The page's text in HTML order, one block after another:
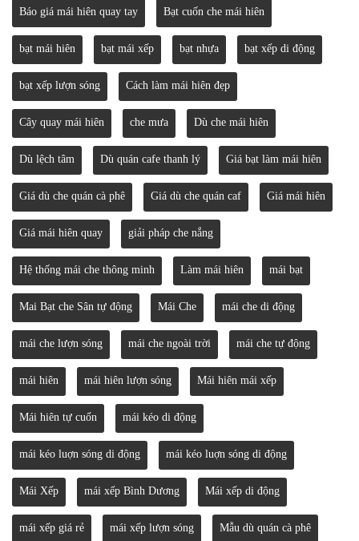
Báo giá mái hiên quay tay Bạt cuốn che mái hiên
bạt mái hiên bạt mái xếp bạt nhựa bạt xếp di động
bạt xếp lượn sóng Cách làm mái hiên đẹp
Cây quay mái hiên che mưa Dù che mái hiên
Dù lệch tâm Dù quán cafe thanh lý Giá bạt làm mái hiên
Giá dù che quán cà phê Giá dù che quán caf Giá mái hiên
Giá mái hiên quay giải pháp che nắng
Hệ thống mái che thông minh Làm mái hiên mái bạt
Mai Bạt che Sân tự động Mái Che mái che di động
mái che lượn sóng mái che ngoài trời mái che tự động
mái hiên mái hiên lượn sóng Mái hiên mái xếp
Mái hiên tự cuốn mái kéo di động
mái kéo luợn sóng di động mái kéo luợn sóng di động
Mái Xếp mái xếp Bình Dương Mái xếp di động
mái xếp giá rẻ mái xếp lượn sóng Mẫu dù quán cà phê